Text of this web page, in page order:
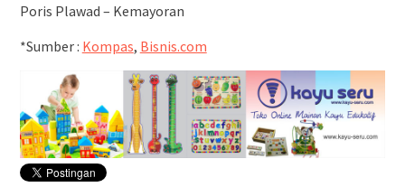
Poris Plawad – Kemayoran
*Sumber : Kompas, Bisnis.com